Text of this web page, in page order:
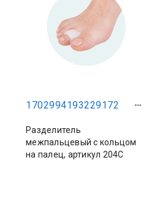
1702994193229172
Разделитель
межпальцевый с кольцом
на палец, артикул 204С